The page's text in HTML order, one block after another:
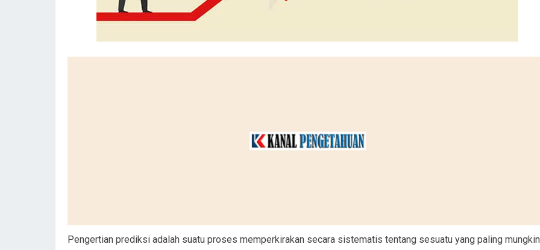
Pengertian prediksi adalah suatu proses memperkirakan secara sistematis tentang sesuatu yang paling mungkin